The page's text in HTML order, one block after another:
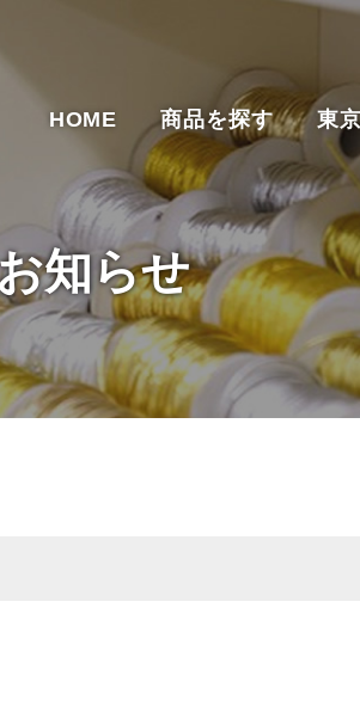
HOME 商品を探す 東
知らせ